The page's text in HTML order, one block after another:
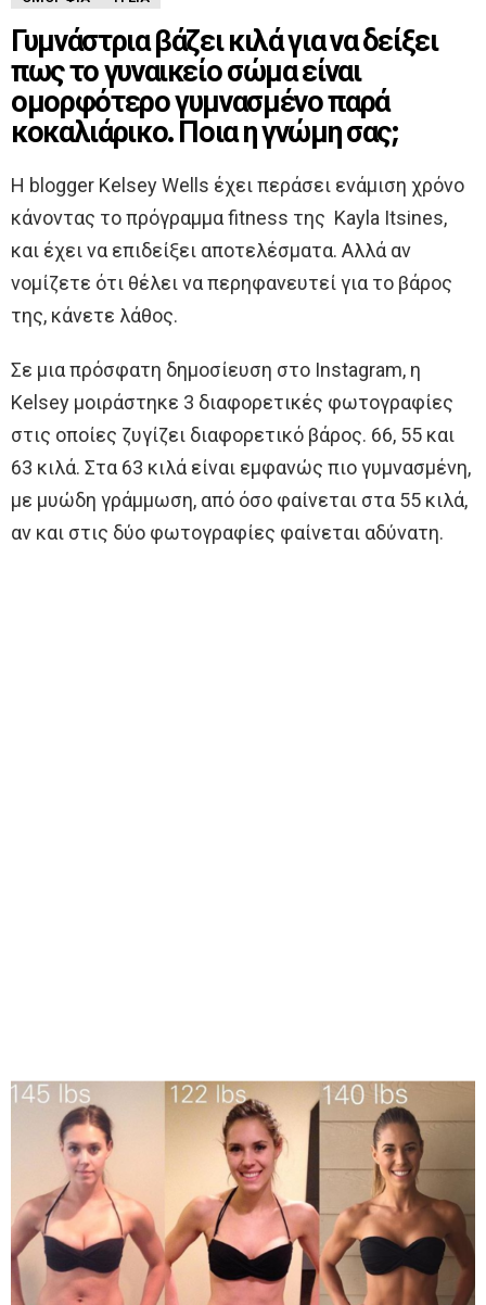
Γυμνάστρια βάζει κιλά για να δείξει
πως το γυναικείο σώμα είναι
ομορφότερο γυμνασμένο παρά
κοκαλιάρικο. Ποια η γνώμη σας;
H blogger Kelsey Wells έχει περάσει ενάμιση χρόνο
κάνοντας το πρόγραμμα fitness της Kayla Itsines,
και έχει να επιδείξει αποτελέσματα. Αλλά αν
νομίζετε ότι θέλει να περηφανευτεί για το βάρος
της, κάνετε λάθος.
Σε μια πρόσφατη δημοσίευση στο Instagram, η
Kelsey μοιράστηκε 3 διαφορετικές φωτογραφίες
στις οποίες ζυγίζει διαφορετικό βάρος. 66, 55 και
63 κιλά. Στα 63 κιλά είναι εμφανώς πιο γυμνασμένη,
με μυώδη γράμμωση, από όσο φαίνεται στα 55 κιλά,
αν και στις δύο φωτογραφίες φαίνεται αδύνατη.